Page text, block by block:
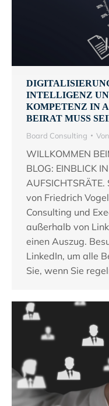
INTELLIGENZ
KOMPETENZ IN
BEIRAT MUSS
Board Consulting Von
WILLKOMMEN
BLOG: EINBLICK
von Friedrich
Consulting und
außerhalb von
einen Auszug.
LinkedIn, um alle
Sie, wenn Sie